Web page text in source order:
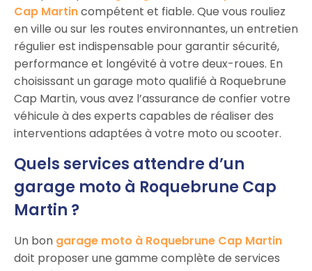
Cap Martincompétent et fiable. Que vous rouliez
en ville ou sur les routes environnantes, un entretien
régulier est indispensable pour garantir sécurité,
performance et longévité à votre deux-roues. En
choisissant un garage moto qualifié à Roquebrune
Cap Martin, vous avez l’assurance de confier votre
véhicule à des experts capables de réaliser des
interventions adaptées à votre moto ou scooter.
Quels services attendre d’un
garage moto à Roquebrune Cap
Martin ?
Un bon garage moto à Roquebrune Cap Martin
doit proposer une gamme complète de services